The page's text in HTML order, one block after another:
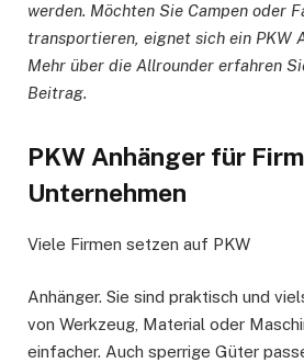
werden. Möchten Sie Campen oder
transportieren, eignet sich ein PKW
Mehr über die Allrounder erfahren
Beitrag.
PKW Anhänger für
Unternehmen
Viele Firmen setzen auf PKW
Anhänger. Sie sind praktisch und
von Werkzeug, Material oder
einfacher. Auch sperrige Güter